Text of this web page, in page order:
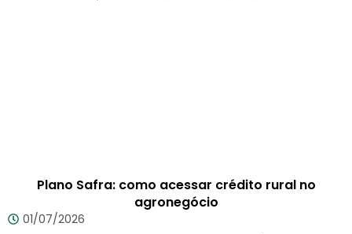
Plano Safra: como acessar crédito rural no
agronegócio
01/07/2026